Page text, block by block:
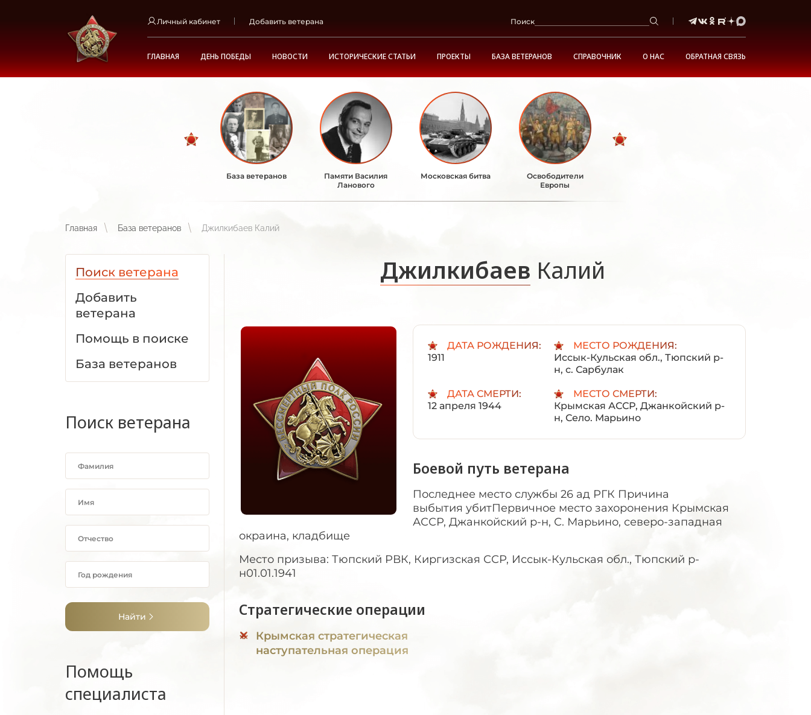
Личный кабинет Добавить ветерана Поиск
ГЛАВНАЯ ДЕНЬ ПОБЕДЫ НОВОСТИ ИСТОРИЧЕСКИЕ СТАТЬИ ПРОЕКТЫ БАЗА ВЕТЕРАНОВ СПРАВОЧНИК О НАС ОБРАТНАЯ СВЯЗЬ
База ветеранов
Памяти Василия
Ланового
Московская битва
Освободители
Европы
Главная База ветеранов Джилкибаев Калий
Поиск ветерана
Добавить
ветерана
Помощь в поиске
База ветеранов
Поиск ветерана
Найти
Помощь
специалиста
Джилкибаев Калий
ДАТА РОЖДЕНИЯ:
1911
МЕСТО РОЖДЕНИЯ:
Иссык-Кульская обл., Тюпский р-
н, с. Сарбулак
ДАТА СМЕРТИ:
12 апреля 1944
МЕСТО СМЕРТИ:
Крымская АССР, Джанкойский р-
н, Село. Марьино
Боевой путь ветерана
Последнее место службы 26 ад РГК Причина
выбытия убитПервичное место захоронения Крымская
АССР, Джанкойский р-н, С. Марьино, северо-западная
окраина, кладбище
Место призыва: Тюпский РВК, Киргизская ССР, Иссык-Кульская обл., Тюпский р-
н01.01.1941
Стратегические операции
Крымская стратегическая
наступательная операция